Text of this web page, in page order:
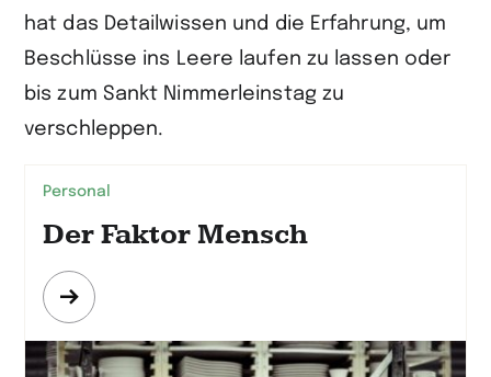
hat das Detailwissen und die Erfahrung, um
Beschlüsse ins Leere laufen zu lassen oder
bis zum Sankt Nimmerleinstag zu
verschleppen.
Personal
Der Faktor Mensch
Mehr
erfahren